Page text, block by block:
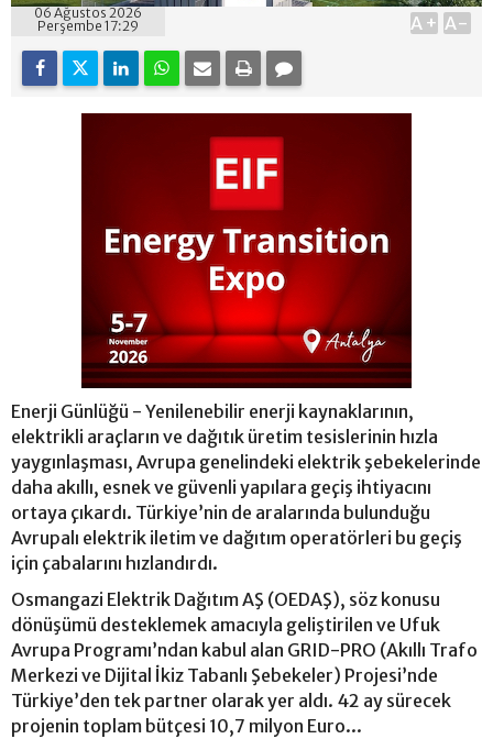
06 Ağustos 2026
Perşembe 17:29
A+ A-
Enerji Günlüğü - Yenilenebilir enerji kaynaklarının,
elektrikli araçların ve dağıtık üretim tesislerinin hızla
yaygınlaşması, Avrupa genelindeki elektrik şebekelerinde
daha akıllı, esnek ve güvenli yapılara geçiş ihtiyacını
ortaya çıkardı. Türkiye’nin de aralarında bulunduğu
Avrupalı elektrik iletim ve dağıtım operatörleri bu geçiş
için çabalarını hızlandırdı.
Osmangazi Elektrik Dağıtım AŞ (OEDAŞ), söz konusu
dönüşümü desteklemek amacıyla geliştirilen ve Ufuk
Avrupa Programı’ndan kabul alan GRID-PRO (Akıllı Trafo
Merkezi ve Dijital İkiz Tabanlı Şebekeler) Projesi’nde
Türkiye’den tek partner olarak yer aldı. 42 ay sürecek
projenin toplam bütçesi 10,7 milyon Euro...